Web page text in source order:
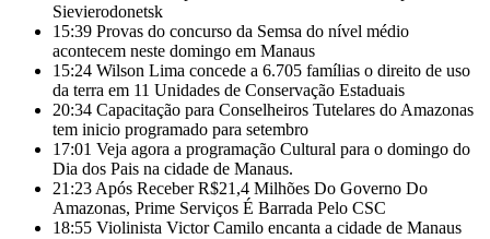
Sievierodonetsk
15:39 Provas do concurso da Semsa do nível médio
acontecem neste domingo em Manaus
15:24 Wilson Lima concede a 6.705 famílias o direito de uso
da terra em 11 Unidades de Conservação Estaduais
20:34 Capacitação para Conselheiros Tutelares do Amazonas
tem inicio programado para setembro
17:01 Veja agora a programação Cultural para o domingo do
Dia dos Pais na cidade de Manaus.
21:23 Após Receber R$21,4 Milhões Do Governo Do
Amazonas, Prime Serviços É Barrada Pelo CSC
18:55 Violinista Victor Camilo encanta a cidade de Manaus